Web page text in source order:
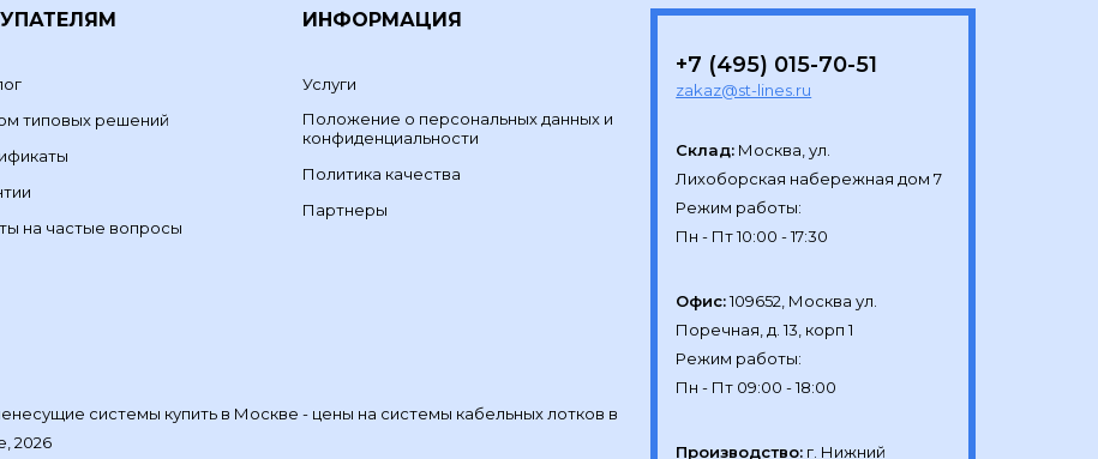
типовых решений
на частые вопросы
ИНФОРМАЦИЯ
Услуги
Положение о персональных данных и
конфиденциальности
Политика качества
Партнеры
+7 (495) 015-70-51
zakaz@st-lines.ru
Склад: Москва, ул.
Лихоборская набережная дом 7
Режим работы:
Офис: 109652, Москва ул.
Поречная, д. 13, корп 1
Режим работы:
Производство: г. Нижний
системы купить в Москве - цены на системы кабельных лотков в
2026